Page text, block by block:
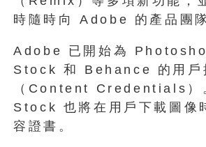
時隨時向 Adobe 的產品團
Adobe 已開始為
Stock 和 Behance 的用戶
（Content Credentials）
Stock 也將在用戶下載圖像
容證書。